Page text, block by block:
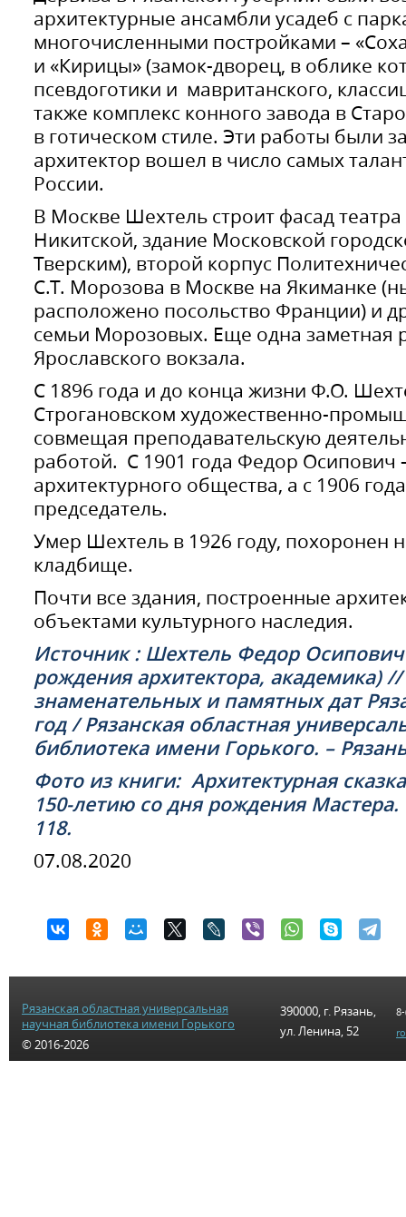
архитектурные ансамбли усадеб с
многочисленными постройками –
и «Кирицы» (замок-дворец, в облике
псевдоготики и мавританского,
также комплекс конного завода в
в готическом стиле. Эти работы были
архитектор вошел в число самых
России.
В Москве Шехтель строит фасад
Никитской, здание Московской
Тверским), второй корпус
С.Т. Морозова в Москве на Якиманке
расположено посольство Франции) и
семьи Морозовых. Еще одна заметная
Ярославского вокзала.
С 1896 года и до конца жизни Ф.О.
Строгановском художественно-
совмещая преподавательскую
работой. С 1901 года Федор Осипович
архитектурного общества, а с 1906
председатель.
Умер Шехтель в 1926 году, похоронен
кладбище.
Почти все здания, построенные
объектами культурного наследия.
Источник : Шехтель Федор Осипович
рождения архитектора, академика)
знаменательных и памятных дат
год / Рязанская областная
библиотека имени Горького. –
Фото из книги: Архитектурная
150-летию со дня рождения Мастера.
118.
07.08.2020
Рязанская областная универсальная
научная библиотека имени Горького
© 2016-2026
390000, г. Рязань,
ул. Ленина, 52